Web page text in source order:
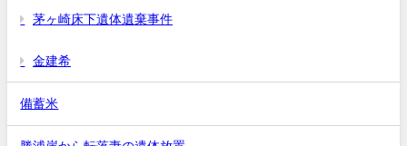
茅ヶ崎床下遺体遺棄事件
金建希
備蓄米